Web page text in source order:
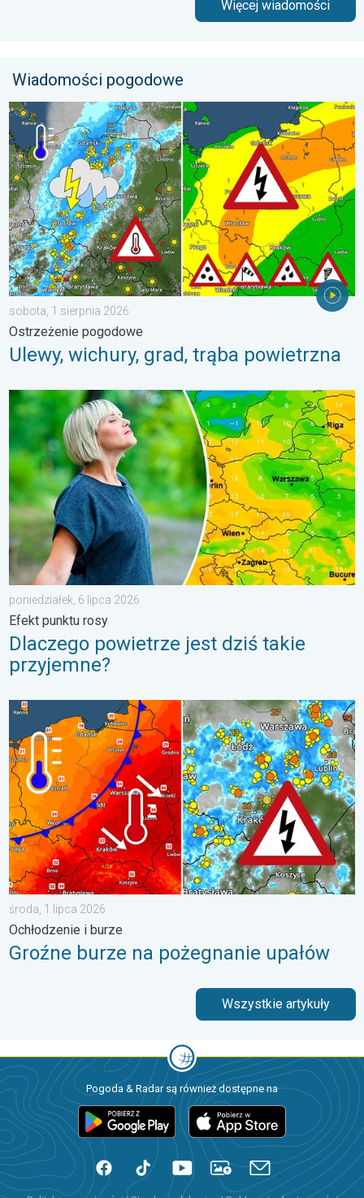
Więcej wiadomości
Wiadomości pogodowe
Ulewy, wichury, grad, trąba powietrzna. Ostrzeżenie
sobota, 1 sierpnia 2026
Ostrzeżenie pogodowe
Ulewy, wichury, grad, trąba powietrzna
Dlaczego powietrze jest dziś takie przyjemne?. Efekt punktu
poniedziałek, 6 lipca 2026
Efekt punktu rosy
Dlaczego powietrze jest dziś takie
przyjemne?
Groźne burze na pożegnanie upałów. Ochłodzenie i burze. . .
środa, 1 lipca 2026
Ochłodzenie i burze
Groźne burze na pożegnanie upałów
Wszystkie artykuły
Pogoda & Radar są również dostępne na